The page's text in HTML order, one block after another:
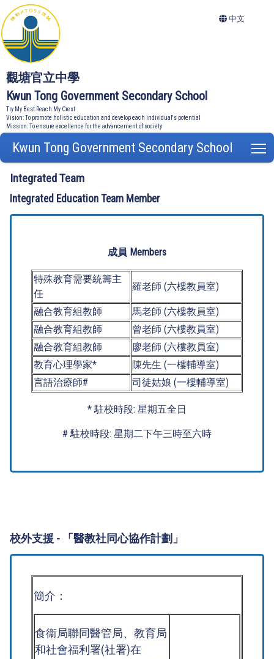
觀塘官立中學
Kwun Tong Government Secondary School
Try My Best Reach My Crest
Vision: To promote holistic education and develop each individual's potential
Mission: To ensure excellence for the advancement of society
中文
Kwun Tong Government Secondary School
Integrated Team
Integrated Education Team Member
成員 Members
特殊教育需要統籌主
任
羅老師 (六樓教員室)
融合教育組教師
馬老師 (六樓教員室)
融合教育組教師
曾老師 (六樓教員室)
融合教育組教師
廖老師 (六樓教員室)
教育心理學家*
陳先生 (一樓輔導室)
言語治療師#
司徒姑娘 (一樓輔導室)
* 駐校時段: 星期五全日
#駐校時段: 星期二下午三時至六時
校外支援 - 「醫教社同心協作計劃」
簡介：
食衞局聯同醫管局、教育局
和社會福利署(社署)在